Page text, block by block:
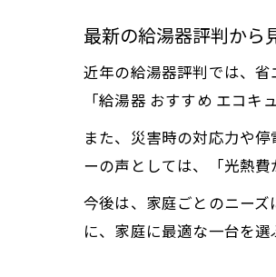
最新の給湯器評判から
近年の給湯器評判では、
「給湯器 おすすめ エコキ
また、災害時の対応力や
ーの声としては、「光熱
今後は、家庭ごとのニー
に、家庭に最適な一台を選